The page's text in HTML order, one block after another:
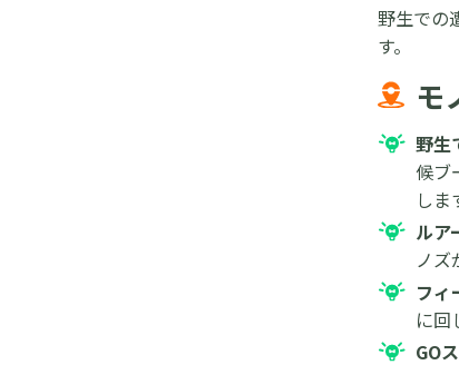
野生での
す。
モ
野生
候ブ
しま
ルア
ノズ
フィ
に回
GO